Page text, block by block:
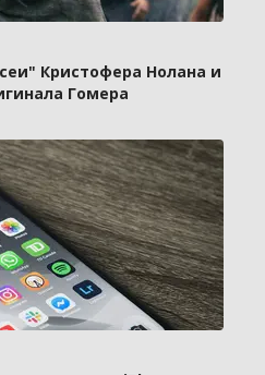
Кристофера Нолана и
Гомера